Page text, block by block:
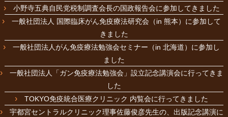
小野寺五典自民党税制調査会長の国政報告会に参加してきました
一般社団法人 国際臨床がん免疫療法研究会（in 熊本）に参加して
きました
一般社団法人がん免疫療法勉強会セミナー（in 北海道）に参加し
ました
一般社団法人「ガン免疫療法勉強会」設立記念講演会に行ってきま
した
TOKYO免疫統合医療クリニック 内覧会に行ってきました
宇都宮セントラルクリニック理事佐藤俊彦先生の、出版記念講演に